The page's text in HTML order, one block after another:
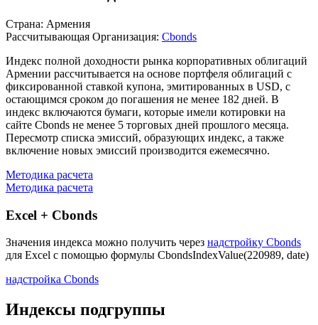
Описание индекса
Страна: Армения
Рассчитывающая Организация:
Cbonds
Индекс полной доходности рынка корпоративных облигаций
Армении рассчитывается на основе портфеля облигаций с
фиксированной ставкой купона, эмитированных в USD, с
остающимся сроком до погашения не менее 182 дней. В
индекс включаются бумаги, которые имели котировки на
сайте Cbonds не менее 5 торговых дней прошлого месяца.
Пересмотр списка эмиссий, образующих индекс, а также
Методика расчета
Методика расчета
Excel + Cbonds
для Excel с помощью формулы